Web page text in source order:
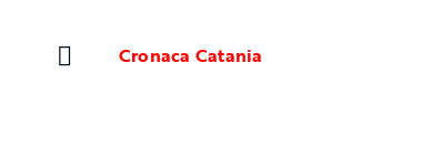
contenuto
Cronaca Catania